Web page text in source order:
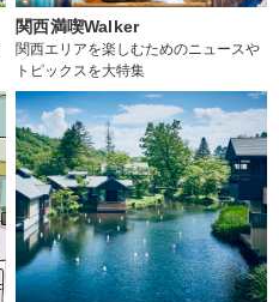
関西満喫Walker
関西エリアを楽しむためのニュースや
トピックスを大特集